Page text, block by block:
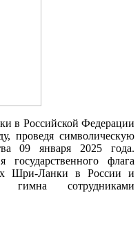
в Российской Федерации
проведя символическую
09 января 2025 года.
флага
Шри-Ланки в России и
гимна сотрудниками